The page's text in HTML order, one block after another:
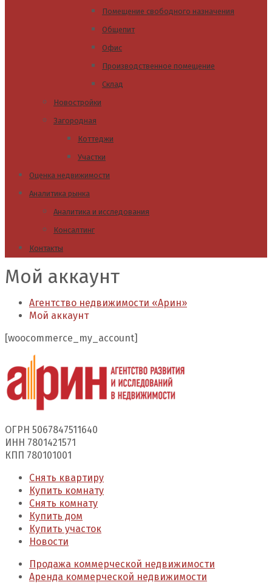
Помещение свободного назначения
Общепит
Офис
Производственное помещение
Склад
Новостройки
Загородная
Коттеджи
Участки
Оценка недвижимости
Аналитика рынка
Аналитика и исследования
Консалтинг
Контакты
Мой аккаунт
Агентство недвижимости «Арин»
Мой аккаунт
[woocommerce_my_account]
ОГРН 5067847511640
ИНН 7801421571
КПП 780101001
Снять квартиру
Купить комнату
Снять комнату
Купить дом
Купить участок
Новости
Продажа коммерческой недвижимости
Аренда коммерческой недвижимости